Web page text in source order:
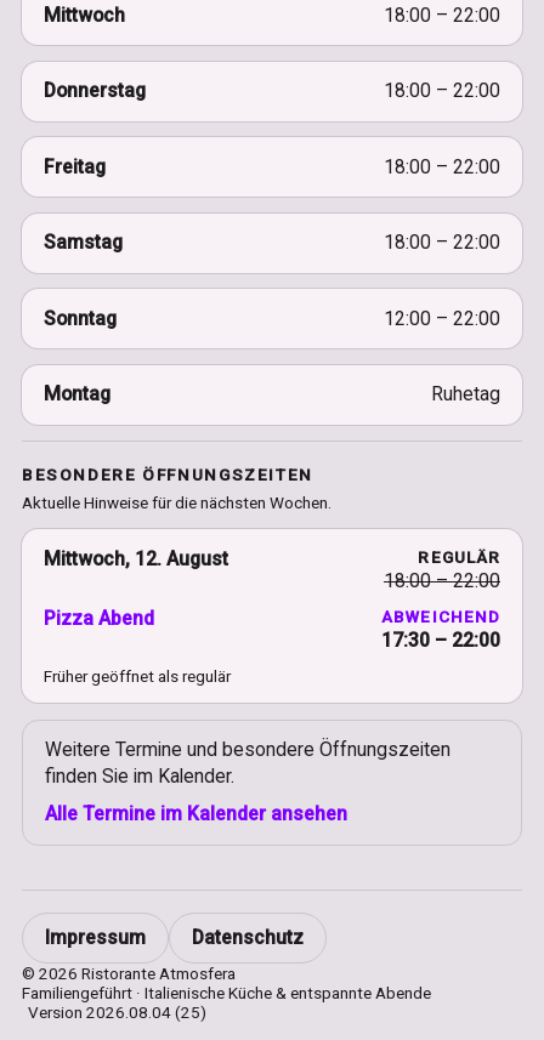
Mittwoch 18:00 – 22:00
Donnerstag 18:00 – 22:00
Freitag 18:00 – 22:00
Samstag 18:00 – 22:00
Sonntag 12:00 – 22:00
Montag Ruhetag
BESONDERE ÖFFNUNGSZEITEN
Aktuelle Hinweise für die nächsten Wochen.
Mittwoch, 12. August REGULÄR
18:00 – 22:00
Pizza Abend
ABWEICHEND
17:30 – 22:00
Früher geöffnet als regulär
Weitere Termine und besondere Öffnungszeiten
finden Sie im Kalender.
Alle Termine im Kalender ansehen
Impressum Datenschutz
© 2026 Ristorante Atmosfera
Familiengeführt · Italienische Küche & entspannte Abende
Version 2026.08.04 (25)